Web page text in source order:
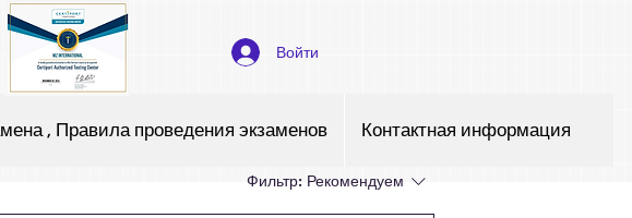
Войти
, Правила проведения экзаменов Контактная информация
Фильтр: Рекомендуем